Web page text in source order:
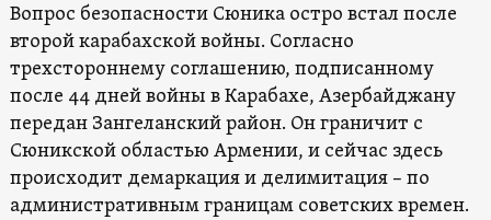
Вопрос безопасности Сюника остро встал после
второй карабахской войны. Согласно
трехстороннему соглашению, подписанному
после 44 дней войны в Карабахе, Азербайджану
передан Зангеланский район. Он граничит с
Сюникской областью Армении, и сейчас здесь
происходит демаркация и делимитация – по
административным границам советских времен.